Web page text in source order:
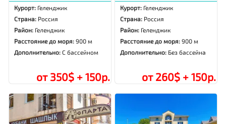
Курорт: Геленджик
Страна: Россия
Район: Геленджик
Расстояние до моря:900 м
Дополнительно:С бассейном
от 350$ + 150р.
Курорт: Геленджик
Страна: Россия
Район: Геленджик
Расстояние до моря:900 м
Дополнительно: Без бассейна
от 260$ + 150р.